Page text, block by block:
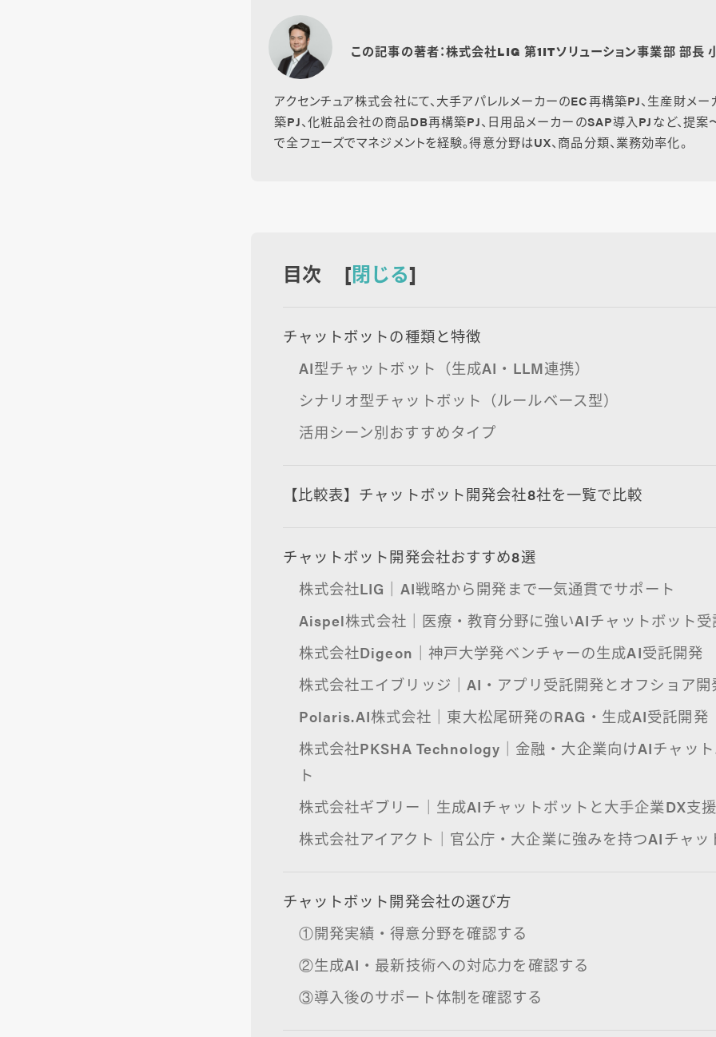
この記事の著者：株式会社LIG 第1ITソリューション事業部 部長
アクセンチュア株式会社にて、大手アパレルメーカーのEC再構築PJ、生産財メ
築PJ、化粧品会社の商品DB再構築PJ、日用品メーカーのSAP導入PJなど、提
で全フェーズでマネジメントを経験。得意分野はUX、商品分類、業務効率化。
目次 [閉じる]
チャットボットの種類と特徴
AI型チャットボット（生成AI・LLM連携）
シナリオ型チャットボット（ルールベース型）
活用シーン別おすすめタイプ
【比較表】チャットボット開発会社8社を一覧で比較
チャットボット開発会社おすすめ8選
株式会社LIG｜AI戦略から開発まで一気通貫でサポート
Aispel株式会社｜医療・教育分野に強いAIチャットボット
株式会社Digeon｜神戸大学発ベンチャーの生成AI受託開発
株式会社エイブリッジ｜AI・アプリ受託開発とオフショア
Polaris.AI株式会社｜東大松尾研発のRAG・生成AI受託開発
株式会社PKSHA Technology｜金融・大企業向けAIチャッ
ト
株式会社ギブリー｜生成AIチャットボットと大手企業DX支
株式会社アイアクト｜官公庁・大企業に強みを持つAIチャッ
チャットボット開発会社の選び方
①開発実績・得意分野を確認する
②生成AI・最新技術への対応力を確認する
③導入後のサポート体制を確認する